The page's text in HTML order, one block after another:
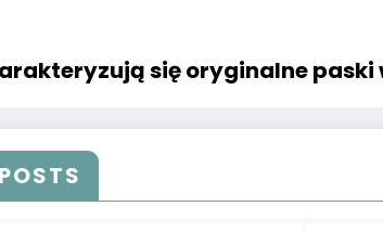
się oryginalne paski